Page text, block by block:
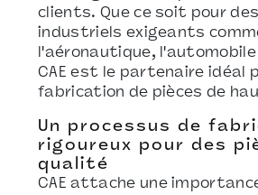
clients. Que ce soit pour
industriels exigeants
l'aéronautique,
CAE est le partenaire idéal
fabrication de pièces de
Un processus de
rigoureux pour des
qualité
CAE attache une